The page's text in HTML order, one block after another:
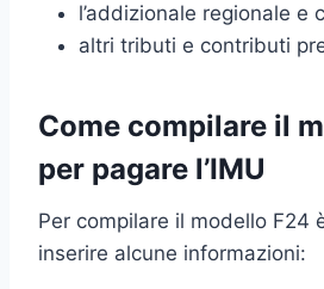
l’addizionale regionale e
altri tributi e contributi
Come compilare il
per pagare l’IMU
Per compilare il modello F24
inserire alcune informazioni: